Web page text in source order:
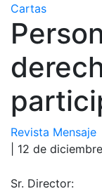
Cartas
Revista Mensaje
| 12 de
Sr. Director: